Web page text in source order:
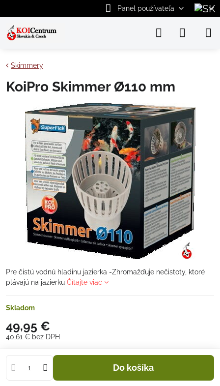
Panel používateľa
Skimmery
KoiPro Skimmer Ø110 mm
Pre čistú vodnú hladinu jazierka -Zhromažďuje nečistoty, ktoré
plávajú na jazierku Čítajte viac
Skladom
49,95 €
40,61 € bez DPH
Do košíka